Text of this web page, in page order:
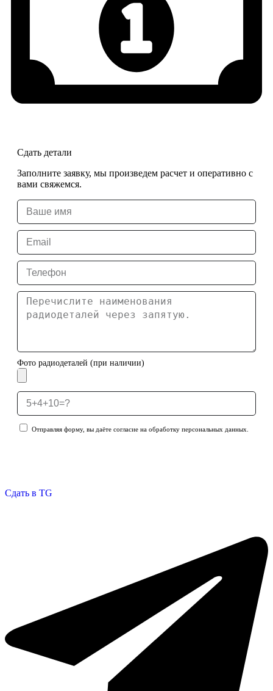
Сдать детали
Заполните заявку, мы произведем расчет и оперативно с
вами свяжемся.
Фото радиодеталей (при наличии)
Отправляя форму, вы даёте согласие на обработку персональных данных.
Сдать в TG